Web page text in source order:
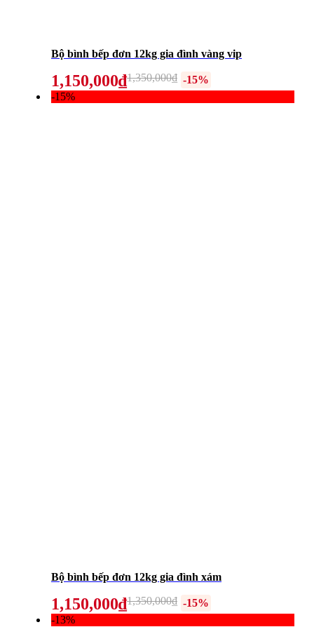
Bộ bình bếp đơn 12kg gia đình vàng vip
1,150,000₫1,350,000₫ -15%
-15%
Bộ bình bếp đơn 12kg gia đình xám
1,150,000₫1,350,000₫ -15%
-13%